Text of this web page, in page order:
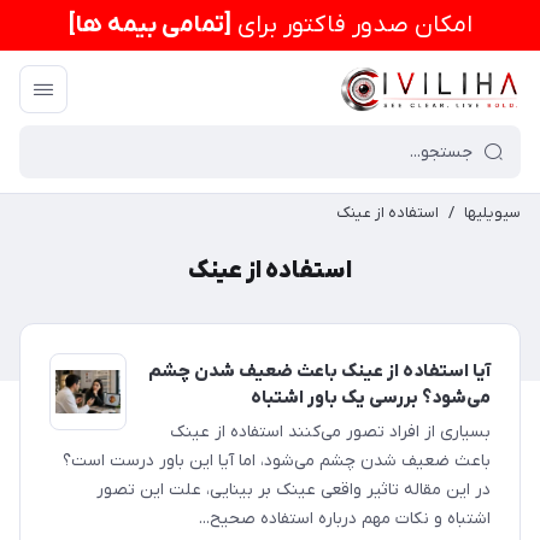
امكان صدور فاکتور برای [تمامی بیمه ها]
سیویلیها / استفاده از عینک
استفاده از عینک
آیا استفاده از عینک باعث ضعیف شدن چشم
می‌شود؟ بررسی یک باور اشتباه
بسیاری از افراد تصور می‌کنند استفاده از عینک
باعث ضعیف شدن چشم می‌شود، اما آیا این باور درست است؟
در این مقاله تاثیر واقعی عینک بر بینایی، علت این تصور
اشتباه و نکات مهم درباره استفاده صحیح...